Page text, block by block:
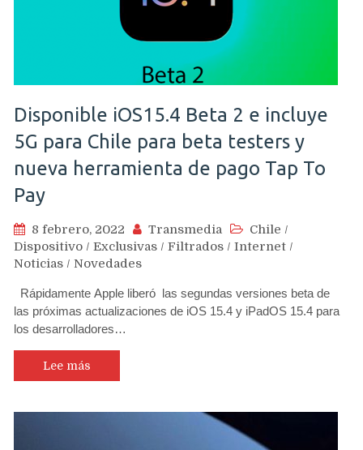
Disponible iOS15.4 Beta 2 e incluye
5G para Chile para beta testers y
nueva herramienta de pago Tap To
Pay
8 febrero, 2022 Transmedia Chile /
Dispositivo / Exclusivas / Filtrados / Internet /
Noticias / Novedades
Rápidamente Apple liberó las segundas versiones beta de
las próximas actualizaciones de iOS 15.4 y iPadOS 15.4 para
los desarrolladores…
Lee más